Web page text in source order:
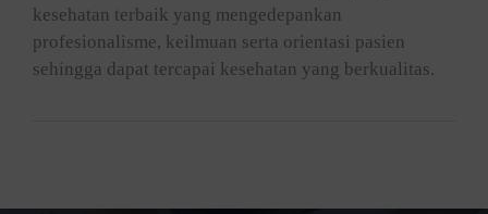
kesehatan terbaik yang mengedepankan
profesionalisme, keilmuan serta orientasi pasien
sehingga dapat tercapai kesehatan yang berkualitas.